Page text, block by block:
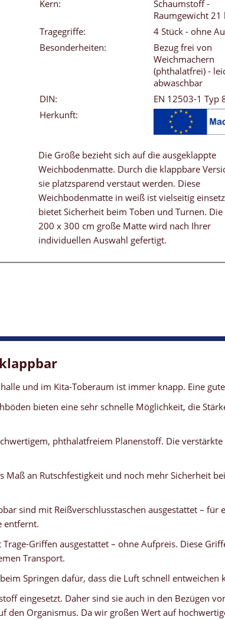
Kern:
Schaumstoff -
Raumgewicht 21
Tragegriffe:
4 Stück - ohne
Besonderheiten:
Bezug frei von
Weichmachern
(phthalatfrei) -
abwaschbar
DIN:
EN 12503-1 Typ
Herkunft:
Die Größe bezieht sich auf die ausgeklappte
Weichbodenmatte. Durch die klappbare
sie platzsparend verstaut werden. Diese
Weichbodenmatte in weiß ist vielseitig
bietet Sicherheit beim Toben und Turnen.
200 x 300 cm große Matte wird nach Ihrer
individuellen Auswahl gefertigt.
und im Kita-Toberaum ist immer knapp. Eine
bieten eine sehr schnelle Möglichkeit, die
phthalatfreiem Planenstoff. Die
an Rutschfestigkeit und noch mehr Sicherheit
sind mit Reißverschlusstaschen ausgestattet –
entfernt.
Griffen ausgestattet – ohne Aufpreis. Diese
Transport.
Springen dafür, dass die Luft schnell entweichen
eingesetzt. Daher sind sie auch in den Bezügen
den Organismus. Da wir großen Wert auf